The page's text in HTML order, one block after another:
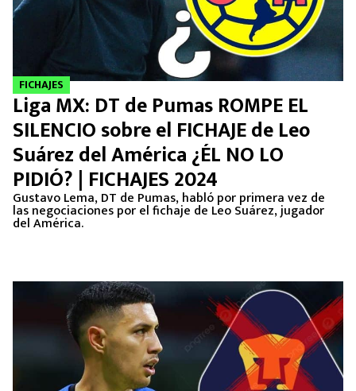
FICHAJES
Liga MX: DT de Pumas ROMPE EL
SILENCIO sobre el FICHAJE de Leo
Suárez del América ¿ÉL NO LO
PIDIÓ? | FICHAJES 2024
Gustavo Lema, DT de Pumas, habló por primera vez de
las negociaciones por el fichaje de Leo Suárez, jugador
del América.